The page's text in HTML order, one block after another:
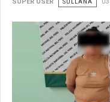
SUPER USER SULLANA